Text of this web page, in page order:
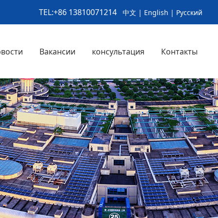
TEL:+86 13810071214 中文 | English | Русский
услуга >
>
>
>
Вакансии консультация Контакты